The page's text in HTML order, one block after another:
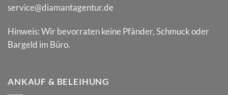
service@diamantagentur.de
Hinweis: Wir bevorraten keine Pfänder, Schmuck oder
Bargeld im Büro.
ANKAUF & BELEIHUNG